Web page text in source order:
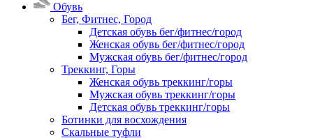
Обувь
Бег, Фитнес, Город
Детская обувь бег/фитнес/город
Женская обувь бег/фитнес/город
Мужская обувь бег/фитнес/город
Треккинг, Горы
Женская обувь треккинг/горы
Мужская обувь треккинг/горы
Детская обувь треккинг/горы
Ботинки для восхождения
Скальные туфли